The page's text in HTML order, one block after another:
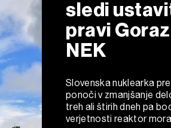
sledi
pravi
NEK
Slovenska nuklearka
ponoči v zmanjšanje
treh ali štirih dneh pa
verjetnosti reaktor